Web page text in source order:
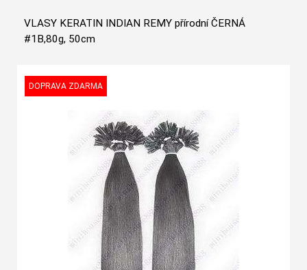
VLASY KERATIN INDIAN REMY přírodní ČERNÁ
#1B,80g, 50cm